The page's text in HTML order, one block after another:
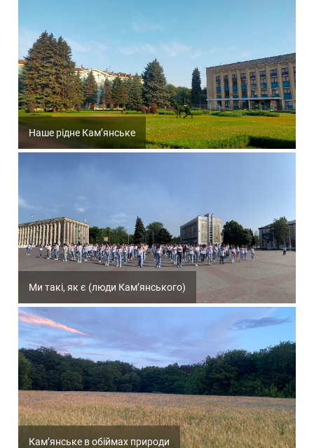
Наше рідне Кам’янське
Ми такі, як є (люди Кам’янського)
Кам’янське в обіймах природи